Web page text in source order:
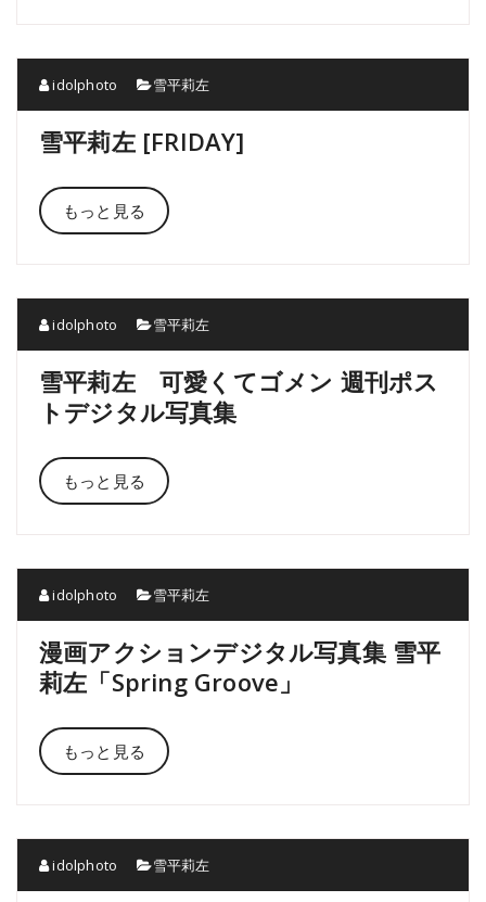
idolphoto 雪平莉左
雪平莉左 [FRIDAY]
もっと見る
idolphoto 雪平莉左
雪平莉左 可愛くてゴメン 週刊ポス
トデジタル写真集
もっと見る
idolphoto 雪平莉左
漫画アクションデジタル写真集 雪平
莉左「Spring Groove」
もっと見る
idolphoto 雪平莉左